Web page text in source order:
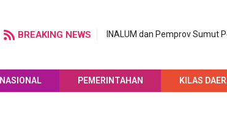
BREAKING NEWS INALUM dan Pemprov Sumut
NASIONAL PEMERINTAHAN KILAS